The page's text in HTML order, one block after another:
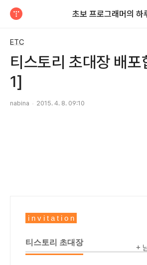
초보 프로그래머의 하
ETC
티스토리 초대장 배
1]
nabina 2015. 4. 8. 09:10
i n v i t a t i o n
티스토리 초대장
+